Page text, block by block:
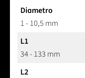
Diametro
1 - 10,5 mm
L1
34 - 133 mm
L2